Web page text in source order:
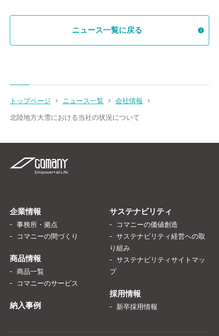
ニュース一覧に戻る
トップページ ニュース一覧 会社情報
北陸地方大雪における当社の状況について
企業情報
事務所・拠点
コマニーの間づくり
商品情報
商品一覧
コマニーのサービス
納入事例
サステナビリティ
コマニーの価値創造
サステナビリティ経営への取
り組み
サステナビリティサイトマッ
プ
採用情報
新卒採用情報